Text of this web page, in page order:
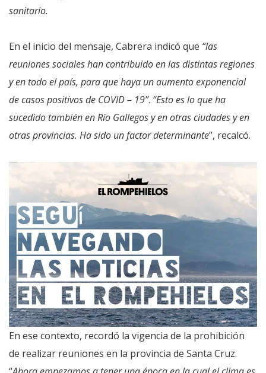
sanitario.
En el inicio del mensaje, Cabrera indicó que “las
reuniones sociales han contribuido en las distintas regiones
y en todo el país, para que haya un aumento exponencial
de casos positivos de COVID – 19”. “Esto es lo que ha
sucedido también en Río Gallegos y en otras ciudades y en
otras provincias. Ha sido un factor determinante”, recalcó.
En ese contexto, recordó la vigencia de la prohibición
de realizar reuniones en la provincia de Santa Cruz.